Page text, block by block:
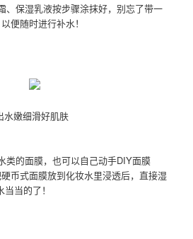
、保湿乳液按步骤涂抹好，别忘了带一
便随时进行补水！
水嫩细滑好肌肤
类的面膜，也可以自己动手DIY面膜
币式面膜放到化妆水里浸透后，直接湿
当的了！